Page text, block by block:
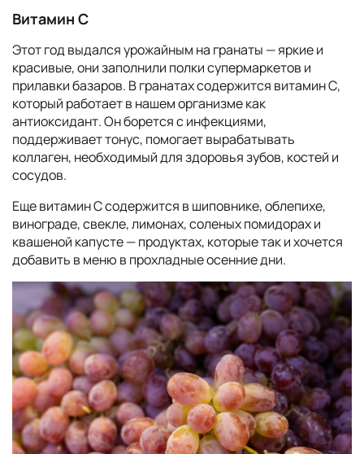
Витамин С
Этот год выдался урожайным на гранаты — яркие и
красивые, они заполнили полки супермаркетов и
прилавки базаров. В гранатах содержится витамин С,
который работает в нашем организме как
антиоксидант. Он борется с инфекциями,
поддерживает тонус, помогает вырабатывать
коллаген, необходимый для здоровья зубов, костей и
сосудов.
Еще витамин С содержится в шиповнике, облепихе,
винограде, свекле, лимонах, соленых помидорах и
квашеной капусте — продуктах, которые так и хочется
добавить в меню в прохладные осенние дни.